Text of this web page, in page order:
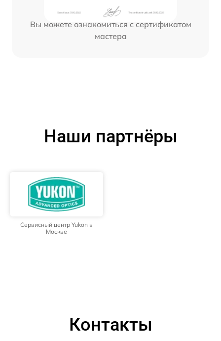
Вы можете ознакомиться с сертификатом
мастера
Наши партнёры
Сервисный центр Yukon в
Москве
Контакты